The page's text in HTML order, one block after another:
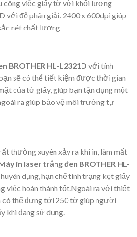
công việc giấy tờ với khối lượng
với độ phân giải: 2400 x 600dpi giúp
nét chất lượng
BROTHER HL-L2321D với tính
sẽ có thể tiết kiệm được thời gian
của tờ giấy, giúp bạn tận dụng một
ra giúp bảo vệ môi trường tự
thường xuyên xảy ra khi in, làm mất
in laser trắng đen BROTHER HL-
dụng, hạn chế tình trạng kẹt giấy
việc hoàn thành tốt.Ngoài ra với thiết
có thể đựng tới 250 tờ giúp người
khi đang sử dụng.